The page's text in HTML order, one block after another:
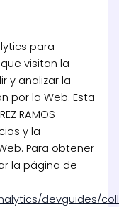
para
visitan la
y analizar la
por la Web. Esta
RAMOS
y la
Para obtener
la página de
devguides/